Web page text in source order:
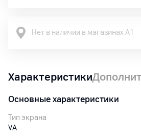
Нет в наличии в магазинах А1
Характеристики
Основные характеристики
Тип экрана
VA